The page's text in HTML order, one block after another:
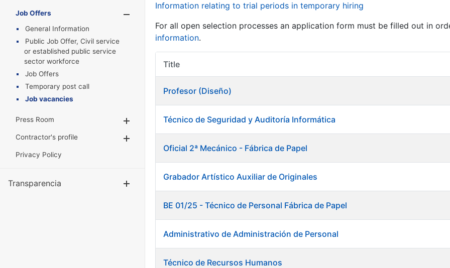
Job Offers
General Information
Public Job Offer, Civil service
or established public service
sector workforce
Job Offers
Temporary post call
Job vacancies
Press Room
Show/Hide
Contractor's profile
Privacy Policy
Transparencia
Information relating to trial periods in temporary hiring
For all open selection processes an application form must be filled out in
information.
Title
Profesor (Diseño)
Técnico de Seguridad y Auditoría Informática
Oficial 2ª Mecánico - Fábrica de Papel
Grabador Artístico Auxiliar de Originales
BE 01/25 - Técnico de Personal Fábrica de Papel
Administrativo de Administración de Personal
Técnico de Recursos Humanos